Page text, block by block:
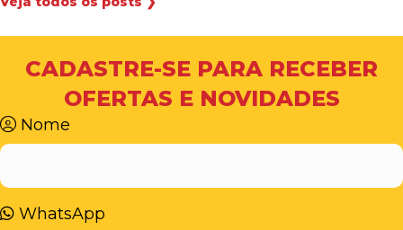
CADASTRE-SE PARA RECEBER
OFERTAS E NOVIDADES
Nome
WhatsApp